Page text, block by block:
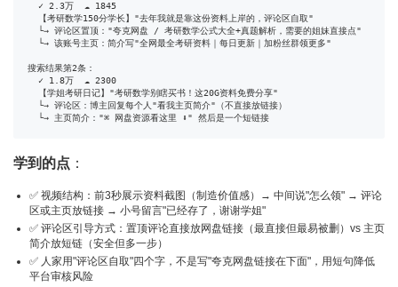
  ✓ 2.3万  ☁ 1845
  【考研数学150分学长】"去年我就是靠这份资料上岸的，评论区自取"
  └→ 评论区置顶："夸克网盘 / 考研数学公式大全+真题解析，需要的姐妹直接点"
  └→ 该账号主页：简介写"全网最全考研资料｜每日更新｜加粉丝群领更多"
搜索结果第2条：
  ✓ 1.8万  ☁ 2300
  【学姐考研日记】"考研数学别瞎买书！这20G资料免费分享"
  └→ 评论区：博主回复每个人"看我主页简介"（不直接放链接）
  └→ 主页简介："⌘ 网盘资源看这里 ⬇" 然后是一个短链接
学到的点 ：
✅ 视频结构：前3秒展示资料截图（制造价值感）→ 中间说"怎么领" → 评论
区或主页放链接 → 小号留言"已经存了，谢谢学姐"
✅ 评论区引导方式：置顶评论直接放网盘链接（最直接但最易被删）vs 主页
简介放短链（安全但多一步）
✅ 人家用"评论区自取"四个字，不是写"夸克网盘链接在下面"，用短句降低
平台审核风险